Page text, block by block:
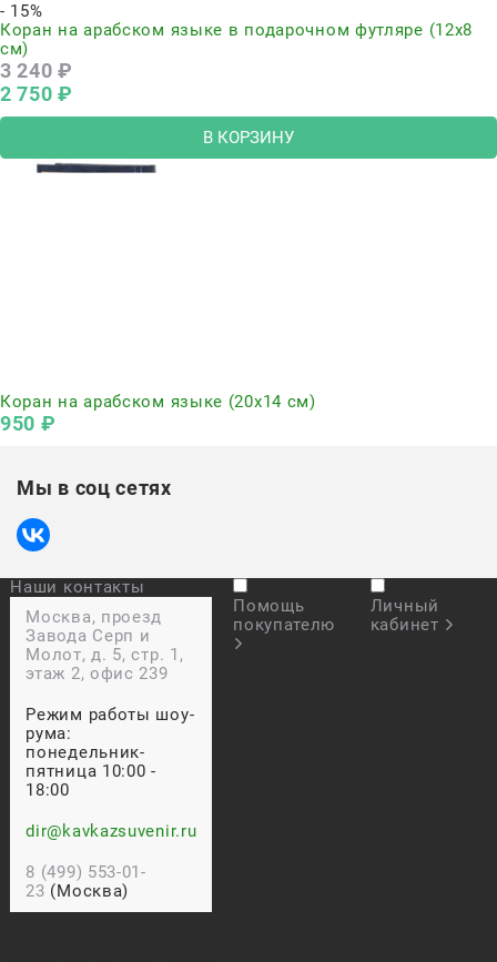
- 15%
Коран на арабском языке в подарочном футляре (12х8
см)
3 240 ₽
2 750 ₽
В КОРЗИНУ
Коран на арабском языке (20х14 см)
950 ₽
Мы в соц сетях
Наши контакты
Москва, проезд
Завода Серп и
Молот, д. 5, стр. 1,
этаж 2, офис 239
Режим работы шоу-
рума:
понедельник-
пятница 10:00 -
18:00
dir@kavkazsuvenir.ru
8 (499) 553-01-
23 (Москва)
Помощь
покупателю
Личный
кабинет